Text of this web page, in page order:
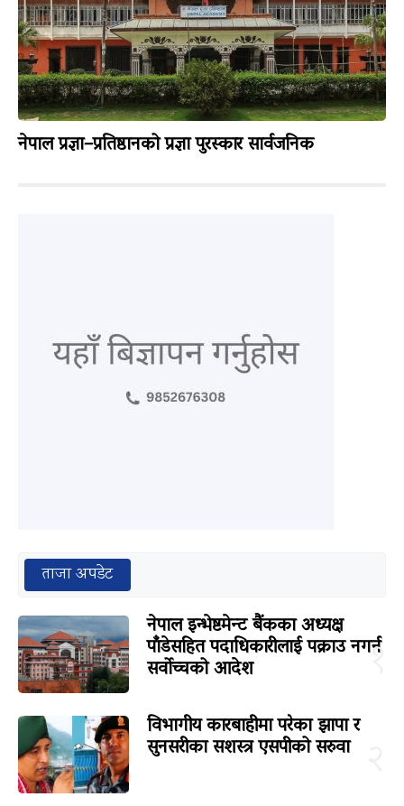
नेपाल प्रज्ञा–प्रतिष्ठानको प्रज्ञा पुरस्कार सार्वजनिक
ताजा अपडेट
१
नेपाल इन्भेष्टमेन्ट बैंकका अध्यक्ष
पाँडेसहित पदाधिकारीलाई पक्राउ नगर्न
सर्वोच्चको आदेश
विभागीय कारबाहीमा परेका झापा र
सुनसरीका सशस्त्र एसपीको सरुवा